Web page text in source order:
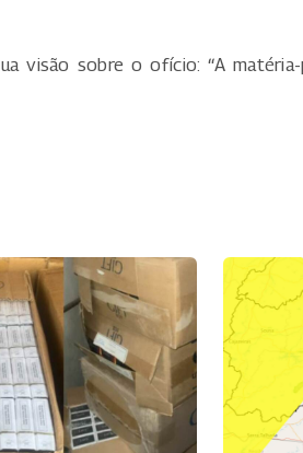
visão sobre o ofício: “A